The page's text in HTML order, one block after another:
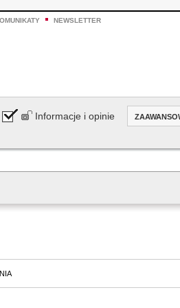
NEWSLETTER
Informacje i opinie